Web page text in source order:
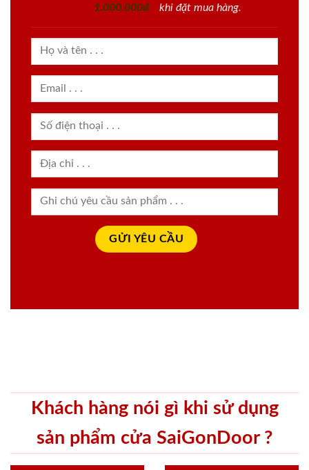
1.000.000đ
khi đặt mua hàng.
Khách hàng nói gì khi sử dụng
sản phẩm cửa SaiGonDoor ?